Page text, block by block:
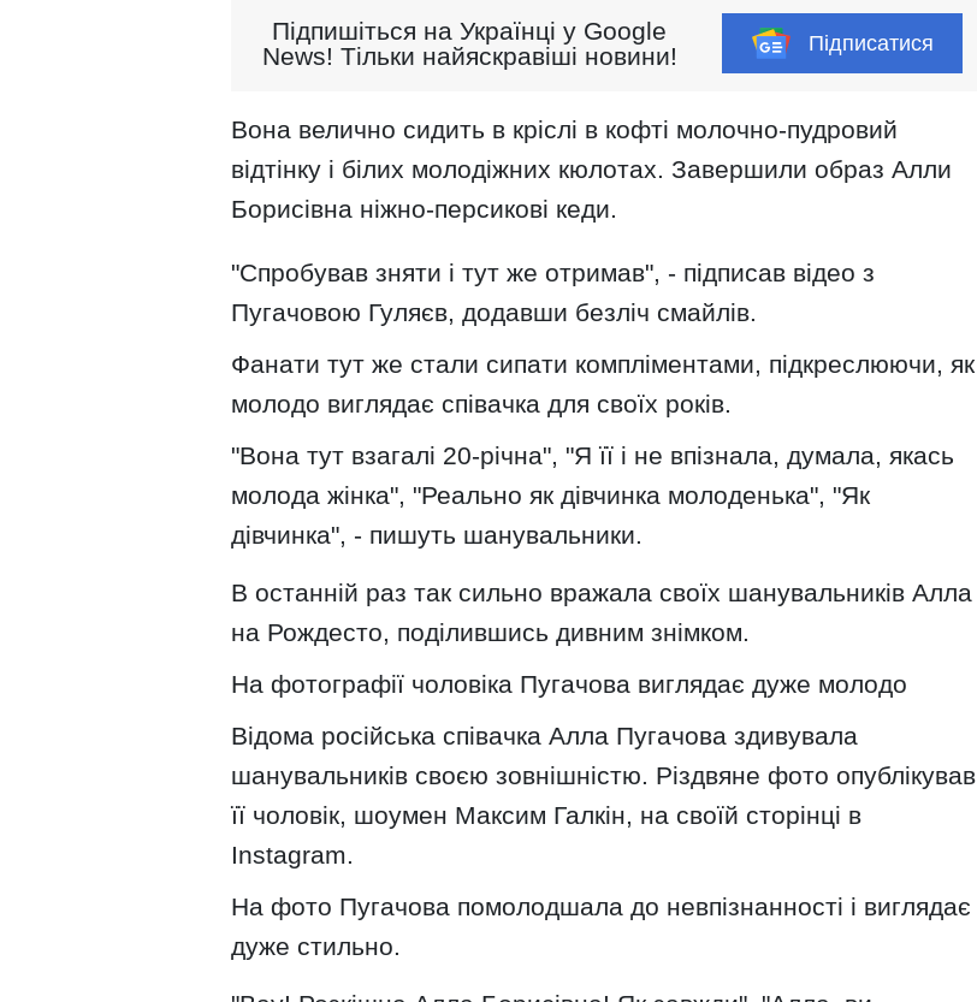
Підпишіться на Українці у Google
News! Тільки найяскравіші новини!
Підписатися
Вона велично сидить в кріслі в кофті молочно-пудровий
відтінку і білих молодіжних кюлотах. Завершили образ Алли
Борисівна ніжно-персикові кеди.
"Спробував зняти і тут же отримав", - підписав відео з
Пугачовою Гуляєв, додавши безліч смайлів.
Фанати тут же стали сипати компліментами, підкреслюючи, як
молодо виглядає співачка для своїх років.
"Вона тут взагалі 20-річна", "Я її і не впізнала, думала, якась
молода жінка", "Реально як дівчинка молоденька", "Як
дівчинка", - пишуть шанувальники.
В останній раз так сильно вражала своїх шанувальників Алла
на Рождесто, поділившись дивним знімком.
На фотографії чоловіка Пугачова виглядає дуже молодо
Відома російська співачка Алла Пугачова здивувала
шанувальників своєю зовнішністю. Різдвяне фото опублікував
її чоловік, шоумен Максим Галкін, на своїй сторінці в
Instagram.
На фото Пугачова помолодшала до невпізнанності і виглядає
дуже стильно.